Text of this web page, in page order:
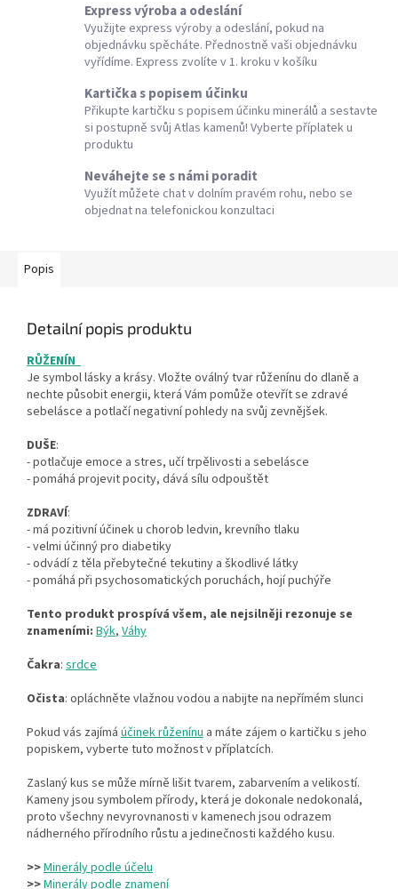
Express výroba a odeslání
Využijte express výroby a odeslání, pokud na
objednávku spěcháte. Přednostně vaši objednávku
vyřídíme. Express zvolíte v 1. kroku v košíku
Kartička s popisem účinku
Přikupte kartičku s popisem účinku minerálů a sestavte
si postupně svůj Atlas kamenů! Vyberte příplatek u
produktu
Neváhejte se s námi poradit
Využít můžete chat v dolním pravém rohu, nebo se
objednat na telefonickou konzultaci
Popis
Detailní popis produktu
RŮŽENÍN
Je symbol lásky a krásy. Vložte oválný tvar růženínu do dlaně a
nechte působit energii, která Vám pomůže otevřít se zdravé
sebelásce a potlačí negativní pohledy na svůj zevnějšek.
DUŠE:
- potlačuje emoce a stres, učí trpělivosti a sebelásce
- pomáhá projevit pocity, dává sílu odpouštět
ZDRAVÍ:
- má pozitivní účinek u chorob ledvin, krevního tlaku
- velmi účinný pro diabetiky
- odvádí z těla přebytečné tekutiny a škodlivé látky
- pomáhá při psychosomatických poruchách, hojí puchýře
Tento produkt prospívá všem, ale nejsilněji rezonuje se
znameními: Býk, Váhy
Čakra: srdce
Očista: opláchněte vlažnou vodou a nabijte na nepřímém slunci
Pokud vás zajímá účinek růženínu a máte zájem o kartičku s jeho
popiskem, vyberte tuto možnost v příplatcích.
Zaslaný kus se může mírně lišit tvarem, zabarvením a velikostí.
Kameny jsou symbolem přírody, která je dokonale nedokonalá,
proto všechny nevyrovnanosti v kamenech jsou odrazem
nádherného přírodního růstu a jedinečnosti každého kusu.
>>Minerály podle účelu
>>Minerály podle znamení